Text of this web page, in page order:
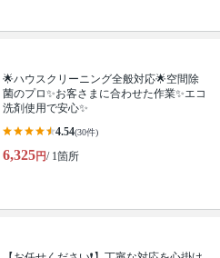
🌟ハウスクリーニング全般対応🌟空間除
菌のプロ✨お客さまに合わせた作業✨エコ
洗剤使用で安心✨
4.54(30件)
6,325円/ 1箇所